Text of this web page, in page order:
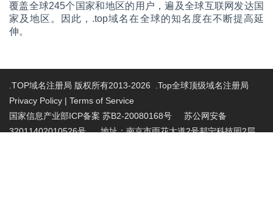
覆盖全球245个国家和地区的用户，遍及全球互联网发达国
家及地区。因此，.top域名在全球的知名度在不断提高延
伸。
.TOP域名注册局 版权所有2013-2026 .Top全球顶级域名注册局
Privacy Policy | Terms of Service
国家信息产业部ICP备案 苏B2-20080168号 苏公网安备
32011402010526号 地址：南京市雨花大道2号邦宁科技园2层